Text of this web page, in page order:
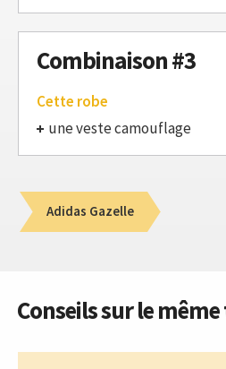
Combinaison #3
Cette robe
une veste camouflage
Adidas Gazelle
Conseils sur le